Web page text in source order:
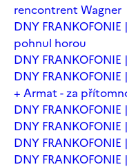
rencontrent Wagner
DNY
pohnul horou
DNY
DNY
+ Armat - za
DNY
DNY
DNY
DNY